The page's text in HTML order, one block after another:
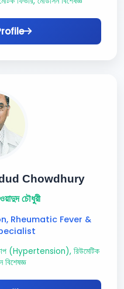
Chowdhury
চৌধুরী
Rheumatic Fever &
(Hypertension), রিউমেটিক
বিশেষজ্ঞ